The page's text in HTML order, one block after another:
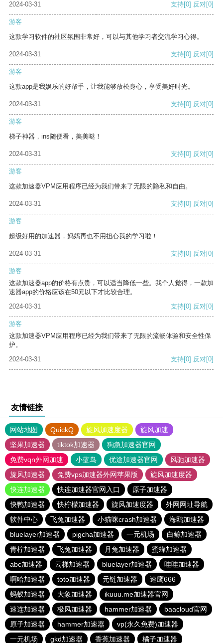
2024-03-31 支持[0] 反对[0]
游客
这款学习软件的社区氛围非常好，可以与其他学习者交流学习心得。
2024-03-31 支持[0] 反对[0]
游客
这款app是我娱乐的好帮手，让我能够放松身心，享受美好时光。
2024-03-31 支持[0] 反对[0]
游客
梯子神器，ins随便看，美美哒！
2024-03-31 支持[0] 反对[0]
游客
这款加速器VPM应用程序已经为我们带来了无限的隐私和自由。
2024-03-31 支持[0] 反对[0]
游客
超级好用的加速器，妈妈再也不用担心我的学习啦！
2024-03-31 支持[0] 反对[0]
游客
这款加速器app的价格有点贵，可以适当降低一些。我个人觉得，一款加
速器app的价格应该在50元以下才比较合理。
2024-03-31
支持[0] 反对[0]
游客
这款加速器VPM应用程序已经为我们带来了无限的流畅体验和安全性保
护。
2024-03-31
支持[0] 反对[0]
友情链接
网站地图 QuickQ 旋风加速度器
旋风加速
坚果加速器
tiktok加速器
狗急加速器官网
免费vqn外网加速
小蓝鸟 优途加速器官网
风驰加速器
旋风加速器
免费vps加速器外网苹果版
旋风加速度器
快连加速器
快连加速器官网入口
原子加速器
快鸭加速器
快柠檬加速器 旋风加速度器
外网网址导航
软件中心
飞兔加速器 小猫咪crash加速器
海鸥加速器
bluelayer加速器
pigcha加速器 一元机场
白鲸加速器
青柠加速器
飞兔加速器 月兔加速器
蜜蜂加速器
abc加速器
云梯加速器 bluelayer加速器
哇哇加速器
啊哈加速器
toto加速器 元链加速器
速鹰666
蚂蚁加速器
大象加速器
ikuuu.me加速器官网
速连加速器
极风加速器 hammer加速器
baacloud官网
原子加速器
hammer加速器
vp(永久免费)加速器
一元机场
gkd加速器 香蕉加速器 橘子加速器